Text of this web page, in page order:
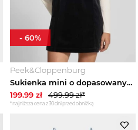
damskie
damskie
damskie
Peek&Cloppenburg
Sukienka mini o dopasowanym kroju z mieszanki bawełny Marc O'Polo Czarny
199.99 zł 499.99zł*
*najniższa cena z 30 dni przed obniżką
- 60%